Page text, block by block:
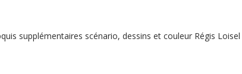
supplémentaires scénario, dessins et couleur Régis Loisel